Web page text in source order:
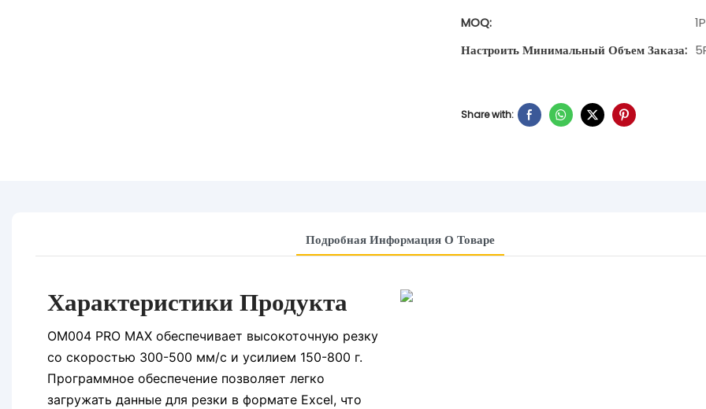
MOQ:
Настроить Минимальный Объем Заказа:
Share with:
Подробная Информация О Товаре
Характеристики Продукта
OM004 PRO MAX обеспечивает высокоточную резку
со скоростью 300-500 мм/с и усилием 150-800 г.
Программное обеспечение позволяет легко
загружать данные для резки в формате Excel, что